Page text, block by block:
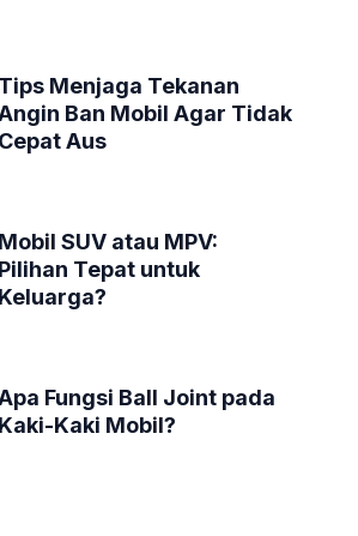
Tips Menjaga Tekanan
Ban Mobil Agar Tidak
Cepat Aus
Mobil SUV atau MPV:
Pilihan Tepat untuk
Keluarga?
Fungsi Ball Joint pada
Kaki-Kaki Mobil?